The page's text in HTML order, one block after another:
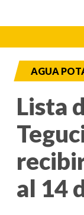
AGUA
Lista
al 14